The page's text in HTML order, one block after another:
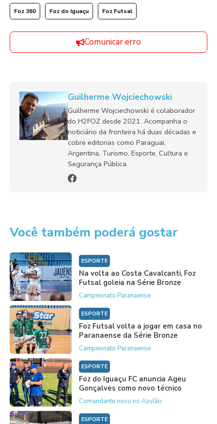
Foz 360 Foz do Iguaçu Foz Futsal
Comunicar erro
Guilherme Wojciechowski
Guilherme Wojciechowski é colaborador
do H2FOZ desde 2021. Acompanha o
noticiário da fronteira há duas décadas e
cobre editorias como Paraguai,
Argentina, Turismo, Esporte, Cultura e
Segurança Pública.
Você também poderá gostar
ESPORTE
Na volta ao Costa Cavalcanti, Foz
Futsal goleia na Série Bronze
Campeonato Paranaense
ESPORTE
Foz Futsal volta a jogar em casa no
Paranaense da Série Bronze
Campeonato Paranaense
ESPORTE
Foz do Iguaçu FC anuncia Ageu
Gonçalves como novo técnico
Comandante novo no Azulão
ESPORTE